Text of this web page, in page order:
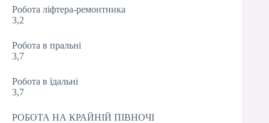
Робота ліфтера-ремонтника
3,2
Робота в пральні
3,7
Робота в їдальні
3,7
РОБОТА НА КРАЙНІЙ ПІВНОЧІ